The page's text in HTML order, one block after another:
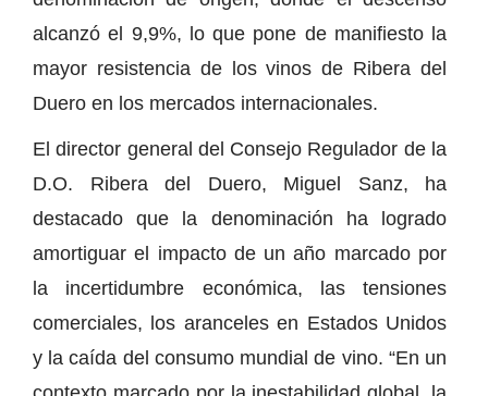
alcanzó el 9,9%, lo que pone de manifiesto la
mayor resistencia de los vinos de Ribera del
Duero en los mercados internacionales.
El director general del Consejo Regulador de la
D.O. Ribera del Duero, Miguel Sanz, ha
destacado que la denominación ha logrado
amortiguar el impacto de un año marcado por
la incertidumbre económica, las tensiones
comerciales, los aranceles en Estados Unidos
y la caída del consumo mundial de vino. “En un